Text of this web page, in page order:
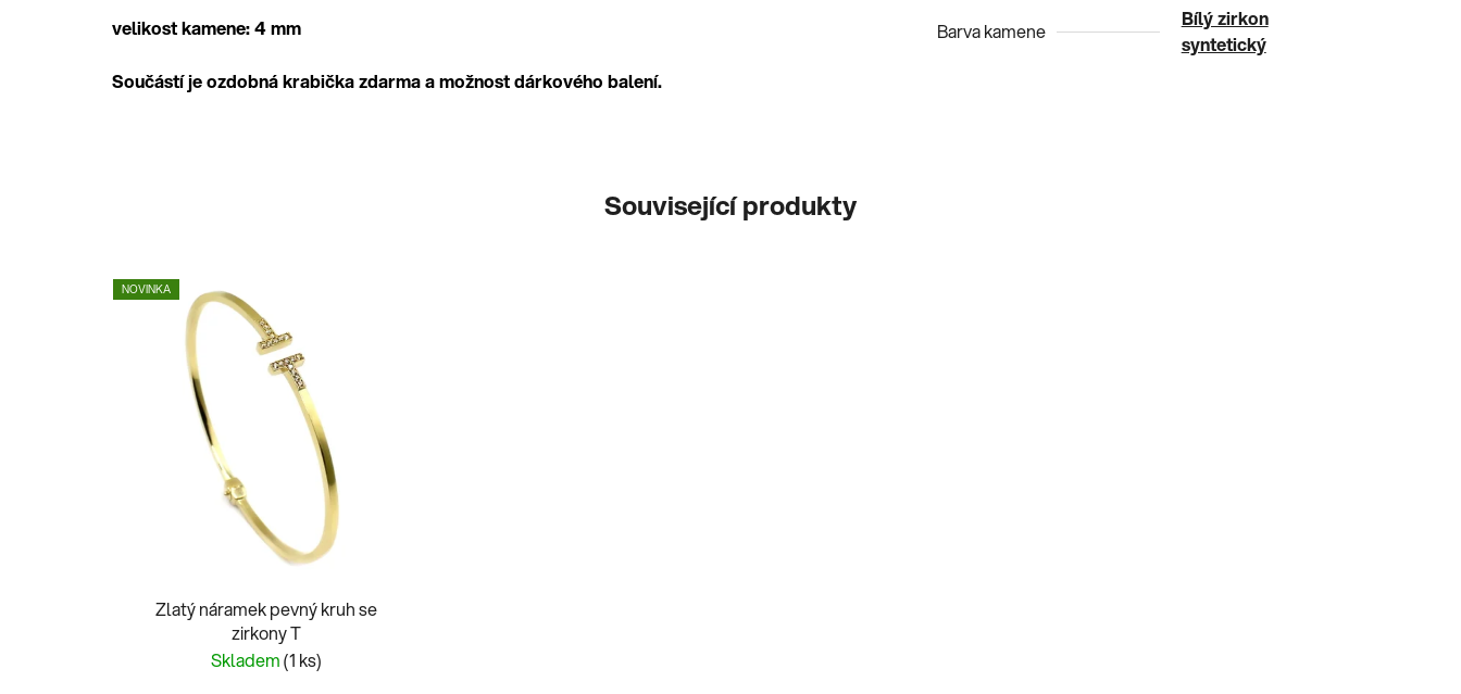
velikost kamene: 4 mm
Součástí je ozdobná krabička zdarma a možnost dárkového balení.
Barva kamene
Bílý zirkon
syntetický
Související produkty
NOVINKA
Zlatý náramek pevný kruh se
zirkony T
Skladem(1 ks)